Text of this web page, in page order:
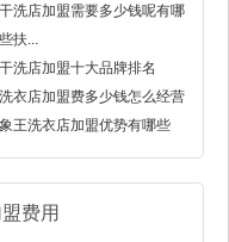
干洗店加盟需要多少钱呢有哪
些扶...
干洗店加盟十大品牌排名
洗衣店加盟费多少钱怎么经营
象王洗衣店加盟优势有哪些
费用